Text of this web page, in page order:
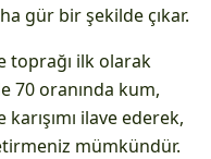
gür bir şekilde çıkar.
toprağı ilk olarak
70 oranında kum,
ilave ederek,
mümkündür.